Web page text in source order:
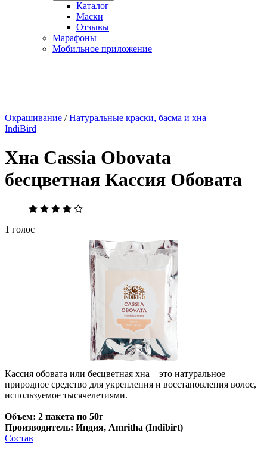
Каталог
Маски
Отзывы
Марафоны
Мобильное приложение
Окрашивание /Натуральные краски, басма и хна
IndiBird
Хна Cassia Obovata
бесцветная Кассия Обовата
1 голос
Кассия обовата или бесцветная хна – это натуральное
природное средство для укрепления и восстановления волос,
используемое тысячелетиями.
Объем: 2 пакета по 50г
Производитель: Индия, Amritha (Indibirt)
Состав